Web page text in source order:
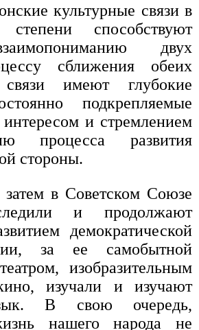
культурные связи в
степени способствуют
двух
сближения обеих
имеют глубокие
подкрепляемые
и стремлением
процесса развития
стороны.
в Советском Союзе
и продолжают
демократической
за ее самобытной
изобразительным
изучали и изучают
В свою очередь,
нашего народа не